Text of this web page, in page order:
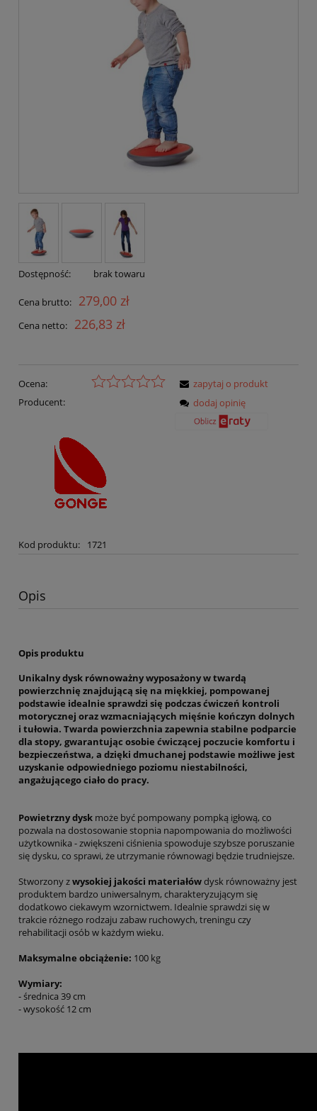
Dostępność: brak towaru
Cena brutto: 279,00 zł
Cena netto: 226,83 zł
Ocena:
Producent:
Kod produktu: 1721
zapytaj o produkt
dodaj opinię
Opis
Opis produktu
Unikalny dysk równoważnywyposażony w twardą
powierzchnię znajdującą się na miękkiej, pompowanej
podstawie idealnie sprawdzi się podczas ćwiczeń kontroli
motorycznej oraz wzmacniających mięśnie kończyn dolnych
i tułowia. Twarda powierzchnia zapewnia stabilne podparcie
dla stopy, gwarantując osobie ćwiczącej poczucie komfortu i
bezpieczeństwa, a dzięki dmuchanej podstawie możliwe jest
uzyskanie odpowiedniego poziomu niestabilności,
angażującego ciało do pracy.
Powietrzny dysk może być pompowany pompką igłową, co
pozwala na dostosowanie stopnia napompowania do możliwości
użytkownika - zwiększeni ciśnienia spowoduje szybsze poruszanie
się dysku, co sprawi, że utrzymanie równowagi będzie trudniejsze.
Stworzony zwysokiej jakości materiałówdysk równoważny jest
produktem bardzo uniwersalnym, charakteryzującym się
dodatkowo ciekawym wzornictwem. Idealnie sprawdzi się w
trakcie różnego rodzaju zabaw ruchowych, treningu czy
rehabilitacji osób w każdym wieku.
Maksymalne obciążenie: 100 kg
Wymiary:
- średnica 39 cm
- wysokość 12 cm